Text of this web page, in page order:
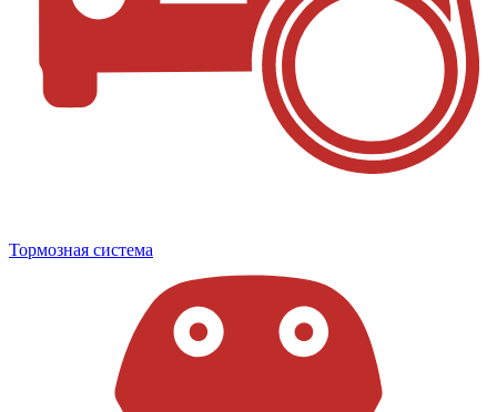
Тормозная система